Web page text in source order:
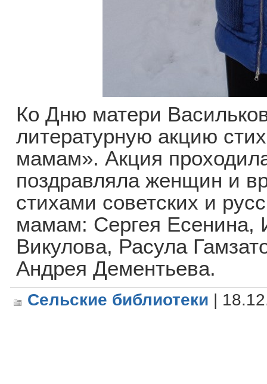
Ко Дню матери
литературную акцию
мамам». Акция
поздравляла женщин и
стихами советских и
мамам: Сергея Есенина,
Викулова, Расула
Андрея Дементьева.
Сельские библиотеки |